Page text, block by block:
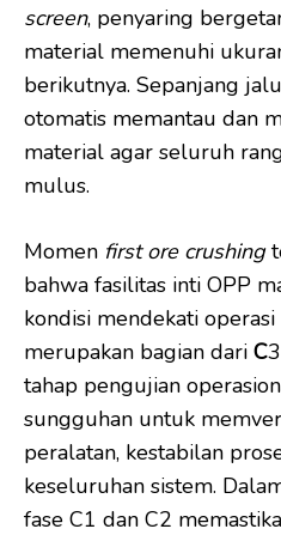
screen, penyaring
material memenuhi
berikutnya. Sepanjang
otomatis memantau dan
material agar seluruh
mulus.
Momen first ore crushing
bahwa fasilitas inti OPP
kondisi mendekati
merupakan bagian dari C
tahap pengujian
sungguhan untuk
peralatan, kestabilan
keseluruhan sistem.
fase C1 dan C2